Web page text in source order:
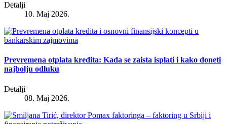
Detalji
10. Maj 2026.
Prevremena otplata kredita: Kada se zaista isplati i kako doneti
najbolju odluku
Detalji
08. Maj 2026.